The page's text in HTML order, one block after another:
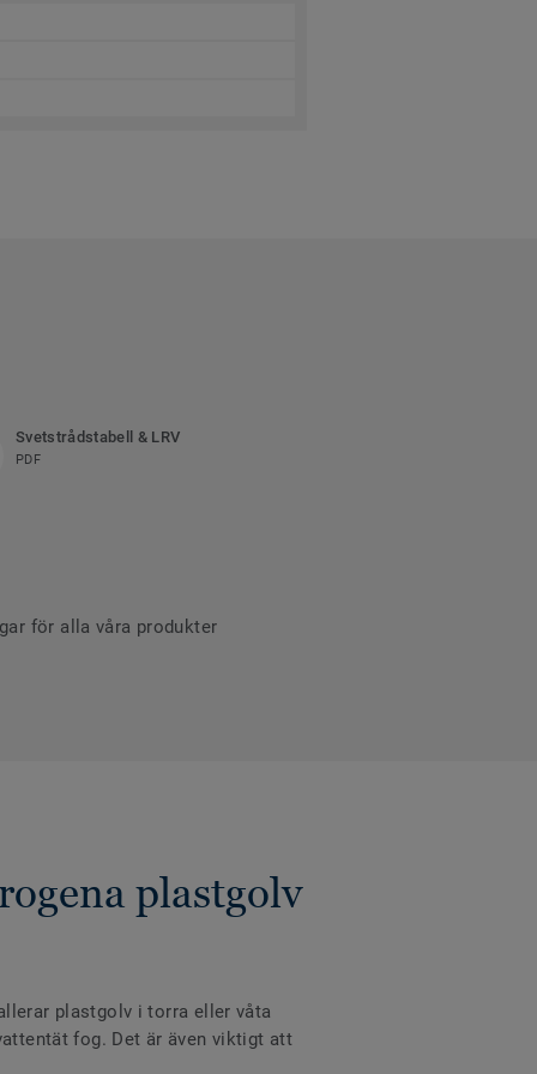
Svetstrådstabell & LRV
PDF
för alla våra produkter
plastgolv
plastgolv i torra eller våta
fog. Det är även viktigt att